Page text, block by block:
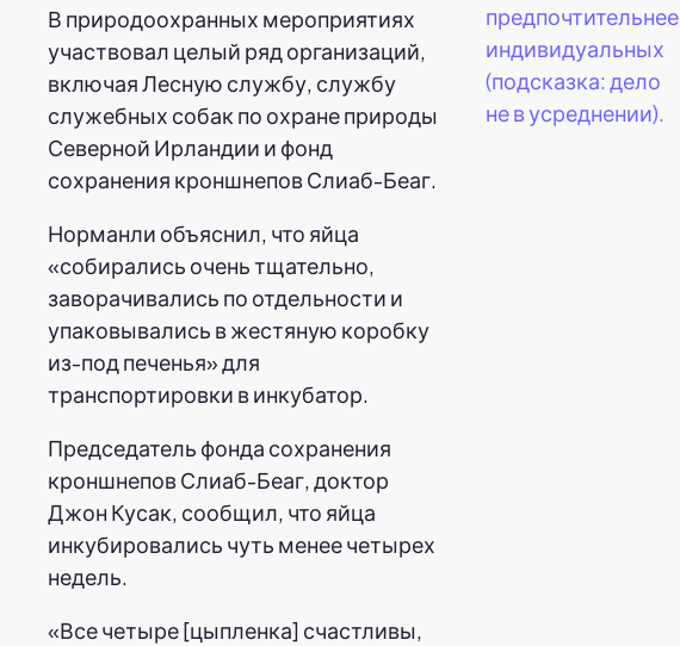
В природоохранных мероприятиях
участвовал целый ряд организаций,
включая Лесную службу, службу
служебных собак по охране природы
Северной Ирландии и фонд
сохранения кроншнепов Слиаб-Беаг.
Норманли объяснил, что яйца
«собирались очень тщательно,
заворачивались по отдельности и
упаковывались в жестяную коробку
из-под печенья» для
транспортировки в инкубатор.
Председатель фонда сохранения
кроншнепов Слиаб-Беаг, доктор
Джон Кусак, сообщил, что яйца
инкубировались чуть менее четырех
недель.
«Все четыре [цыпленка] счастливы,
предпочтительнее
индивидуальных
(подсказка: дело
не в усреднении).